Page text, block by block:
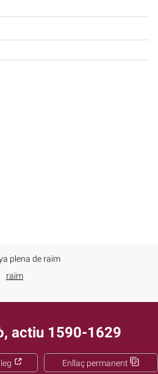
plena de raïm
raïm
actiu 1590-1629
Enllaç permanent